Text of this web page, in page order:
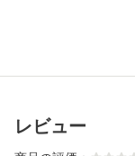
レビュー